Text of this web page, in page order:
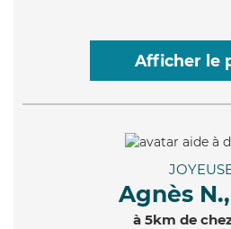
Afficher le
Agnès N.,
à 5km de